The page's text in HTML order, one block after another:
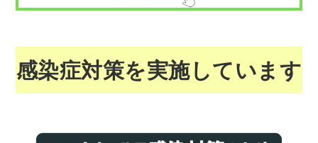
感染症対策を実施しています